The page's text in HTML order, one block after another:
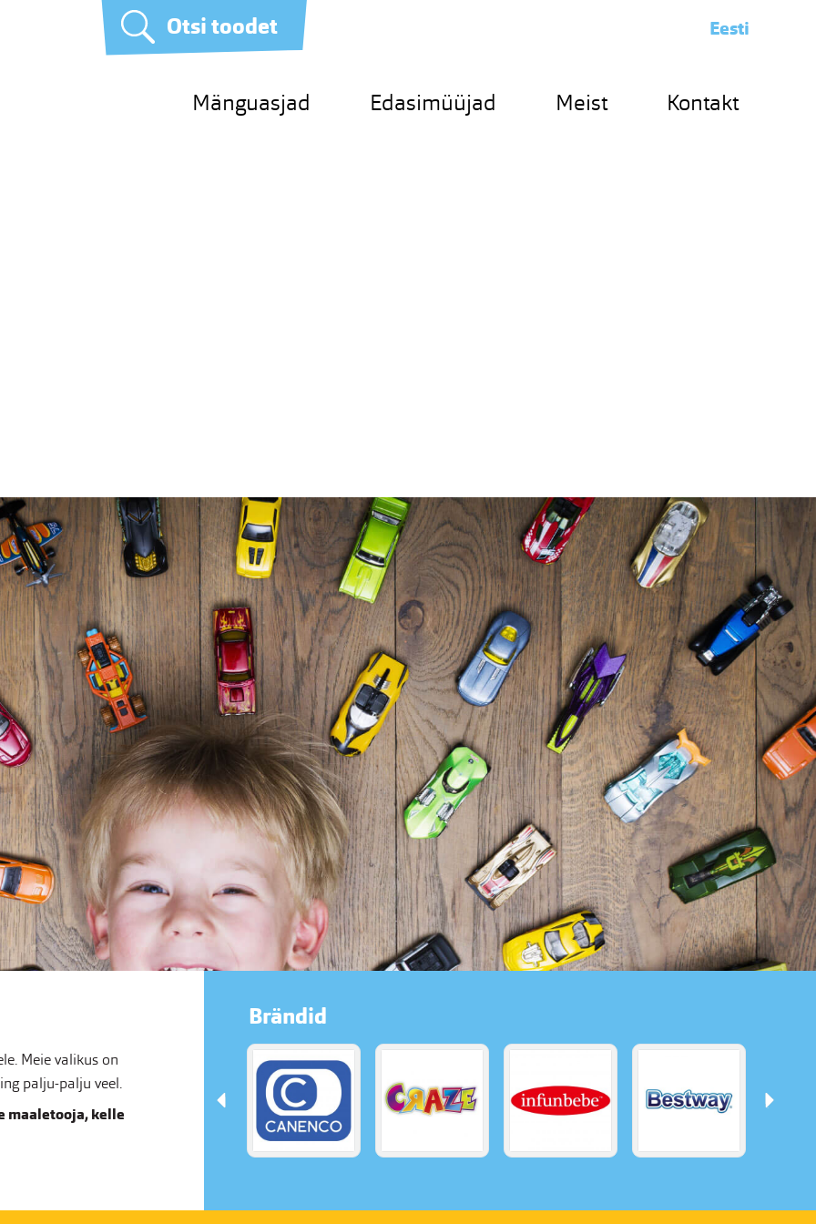
Otsi toodet
Mänguasjad Edasimüüjad Meist Kontakt
Eesti
Meie valikus on
palju-palju veel.
maaletooja, kelle
Brändid